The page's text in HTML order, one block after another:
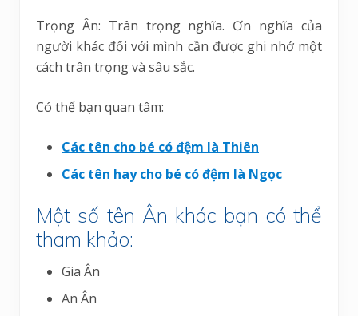
Trọng Ân: Trân trọng nghĩa. Ơn nghĩa của
người khác đối với mình cần được ghi nhớ một
cách trân trọng và sâu sắc.
Có thể bạn quan tâm:
Các tên cho bé có đệm là Thiên
Các tên hay cho bé có đệm là Ngọc
Một số tên Ân khác bạn có thể
tham khảo:
Gia Ân
An Ân